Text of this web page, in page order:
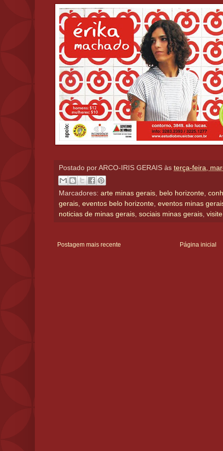
Postado por ARCO-IRIS GERAIS às terça-feira,
Marcadores: arte minas gerais belo horizonte
gerais eventos belo horizonte eventos minas
noticias de minas gerais sociais minas gerais
Postagem mais recente Página inicial